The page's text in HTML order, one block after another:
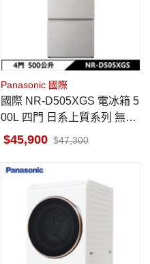
Panasonic 國際
國際 NR-D505XGS 電冰箱 5
00L 四門 日系上質系列 無邊
框岩板玻璃 雲岩白
45,900 47,300